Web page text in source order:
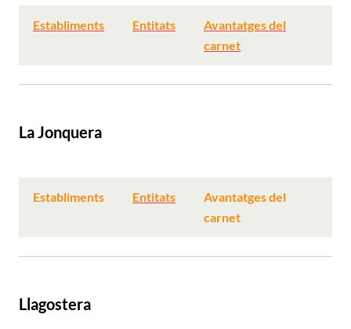
Establiments Entitats
Avantatges del
carnet
La Jonquera
Establiments Entitats
Avantatges del
carnet
Llagostera